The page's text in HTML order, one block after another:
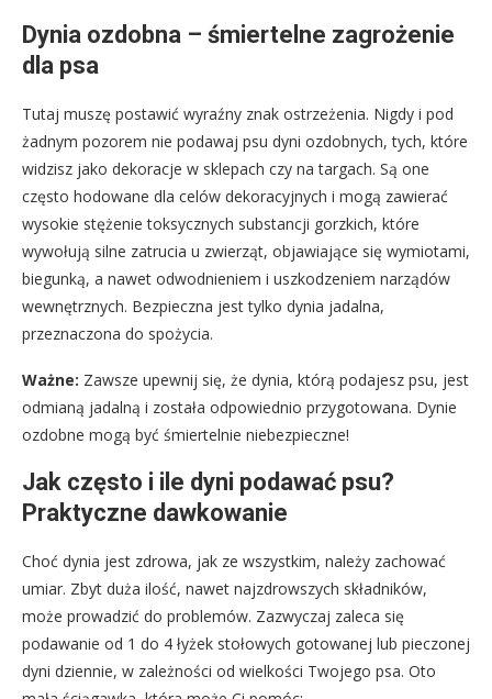
Dynia ozdobna – śmiertelne zagrożenie
dla psa
Tutaj muszę postawić wyraźny znak ostrzeżenia. Nigdy i pod
żadnym pozorem nie podawaj psu dyni ozdobnych, tych, które
widzisz jako dekoracje w sklepach czy na targach. Są one
często hodowane dla celów dekoracyjnych i mogą zawierać
wysokie stężenie toksycznych substancji gorzkich, które
wywołują silne zatrucia u zwierząt, objawiające się wymiotami,
biegunką, a nawet odwodnieniem i uszkodzeniem narządów
wewnętrznych. Bezpieczna jest tylko dynia jadalna,
przeznaczona do spożycia.
Ważne: Zawsze upewnij się, że dynia, którą podajesz psu, jest
odmianą jadalną i została odpowiednio przygotowana. Dynie
ozdobne mogą być śmiertelnie niebezpieczne!
Jak często i ile dyni podawać psu?
Praktyczne dawkowanie
Choć dynia jest zdrowa, jak ze wszystkim, należy zachować
umiar. Zbyt duża ilość, nawet najzdrowszych składników,
może prowadzić do problemów. Zazwyczaj zaleca się
podawanie od 1 do 4 łyżek stołowych gotowanej lub pieczonej
dyni dziennie, w zależności od wielkości Twojego psa. Oto